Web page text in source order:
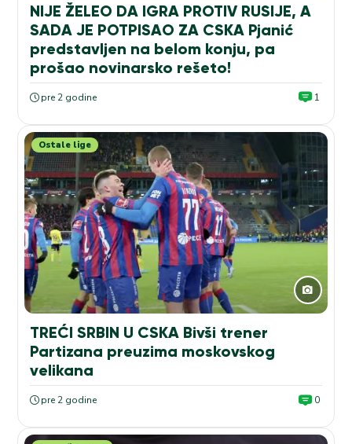
NIJE ŽELEO DA IGRA PROTIV RUSIJE, A
SADA JE POTPISAO ZA CSKA Pjanić
predstavljen na belom konju, pa
prošao novinarsko rešeto!
pre 2 godine 1
Ostale lige
TREĆI SRBIN U CSKA Bivši trener
Partizana preuzima moskovskog
velikana
pre 2 godine 0